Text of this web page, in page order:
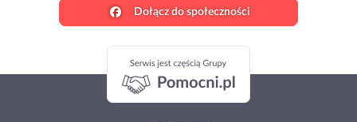
Dołącz do społeczności